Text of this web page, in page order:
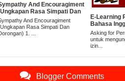
And Encouragiment
Rasa Simpati Dan
And Encouragiment
Rasa Simpati Dan
1. ...
E-Learning
Bahasa
Permission"
Asking for
untuk
izin...
Blogger Comments